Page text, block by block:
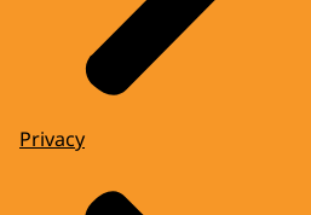
Privacy